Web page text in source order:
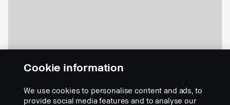
véhicules fabriqués après février
2009
Cookie information
We use cookies to personalise content and ads, to
provide social media features and to analyse our